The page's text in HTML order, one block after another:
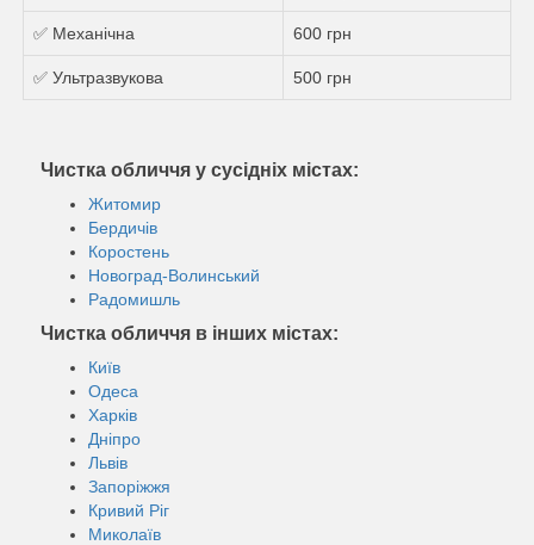
✅ Механічна 600 грн
✅ Ультразвукова 500 грн
Чистка обличчя у сусідніх містах:
Житомир
Бердичів
Коростень
Новоград-Волинський
Радомишль
Чистка обличчя в інших містах:
Київ
Одеса
Харків
Дніпро
Львів
Запоріжжя
Кривий Ріг
Миколаїв